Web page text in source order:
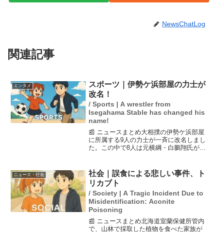
NewsChatLog
関連記事
エンタメ
スポーツ｜伊勢ケ浜部屋の力士が
改名！
/ Sports | A wrestler from
Isegahama Stable has changed his
name!
📰 ニュースまとめ大相撲の伊勢ケ浜部屋
に所属する9人の力士が一斉に改名しまし
た。この中で8人は元横綱・白鵬翔氏が師
の伯桜鵬が伯乃富士に改名したことで
す。新しいしこ名は...
ニュース・社会
社会｜誤食による悲しい事件、ト
リカブト
/ Society | A Tragic Incident Due to
Misidentification: Aconite
Poisoning
📰 ニュースまとめ北海道室蘭保健所管内
で、山林で採取した植物を食べた家族が